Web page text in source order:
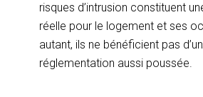
risques d’intrusion constituent
réelle pour le logement et ses
autant, ils ne bénéficient pas
réglementation aussi poussée.